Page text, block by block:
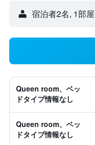
宿泊者2名, 1​部屋
Queen room、ベッ
ドタイプ情報なし
Queen room、ベッ
ドタイプ情報なし